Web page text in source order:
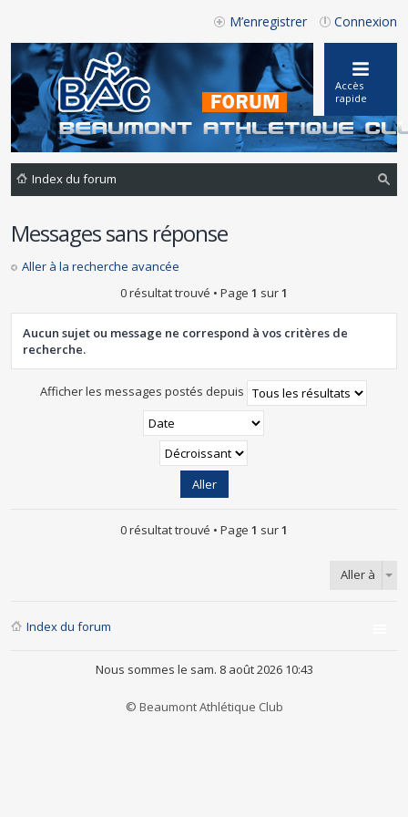
Connexion
M’enregistrer
Accès
rapide
Index du forum
r
Messages sans réponse
Aller à la recherche avancée
0 résultat trouvé • Page 1 sur1
Aucun sujet ou message ne correspond à vos critères de
recherche.
Afficher les messages postés depuis
0 résultat trouvé • Page 1 sur1
Aller à
Index du forum
Nous sommes le sam. 8 août 2026 10:43
© Beaumont Athlétique Club